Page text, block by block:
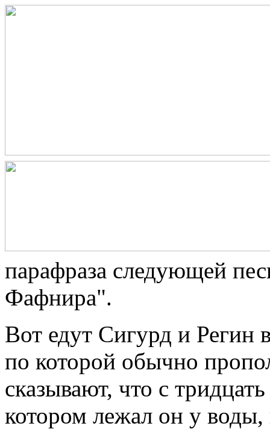
парафраза следующей
Фафнира".
Вот едут Сигурд и Регин
по которой обычно
сказывают, что с
котором лежал он у воды,